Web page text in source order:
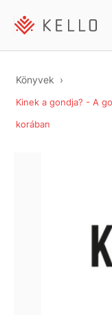
Könyvek
Kinek a gondja? - A
korában